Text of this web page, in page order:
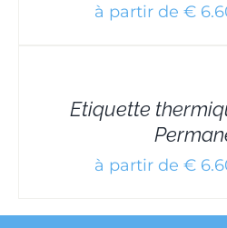
à partir de €
Etiquette
à partir de €